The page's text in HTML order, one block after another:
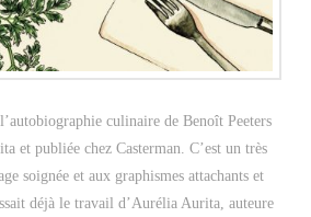
culinaire de Benoît Peeters
et publiée chez Casterman. C’est un très
soignée et aux graphismes attachants et
déjà le travail d’Aurélia Aurita, auteure